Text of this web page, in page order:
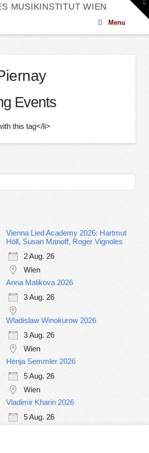
MUSIKINSTITUT WIEN
Menu
Events
this tag</li>
Vienna Lied Academy 2026: Hartmut
Höll, Susan Manoff, Roger Vignoles
2 Aug. 26
Wien
Anna Malikova 2026
3 Aug. 26
Wladislaw Winokurow 2026
3 Aug. 26
Wien
Henja Semmler 2026
5 Aug. 26
Wien
Vladimir Kharin 2026
5 Aug. 26